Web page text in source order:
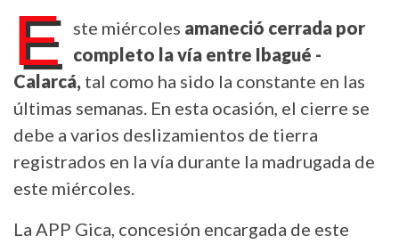
E ste miércoles amaneció cerrada por
completo la vía entre Ibagué -
Calarcá, tal como ha sido la constante en las
últimas semanas. En esta ocasión, el cierre se
debe a varios deslizamientos de tierra
registrados en la vía durante la madrugada de
este miércoles.
La APP Gica, concesión encargada de este